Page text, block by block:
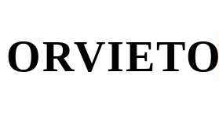
ORVIETO